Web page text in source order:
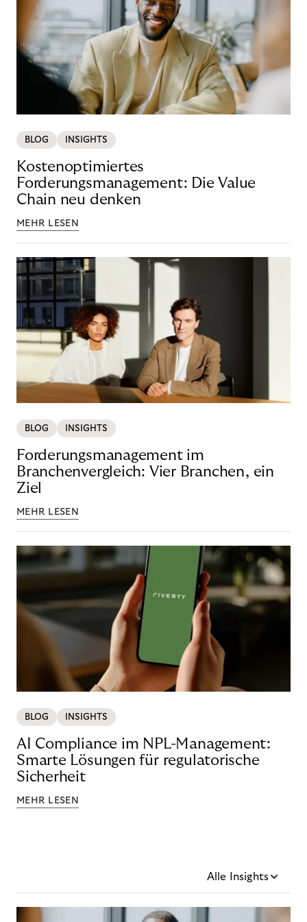
BLOG INSIGHTS
Kostenoptimiertes
Forderungsmanagement: Die Value
Chain neu denken
MEHR LESEN
BLOG INSIGHTS
Forderungsmanagement im
Branchenvergleich: Vier Branchen, ein
Ziel
MEHR LESEN
BLOG INSIGHTS
AI Compliance im NPL-Management:
Smarte Lösungen für regulatorische
Sicherheit
MEHR LESEN
Alle Insights